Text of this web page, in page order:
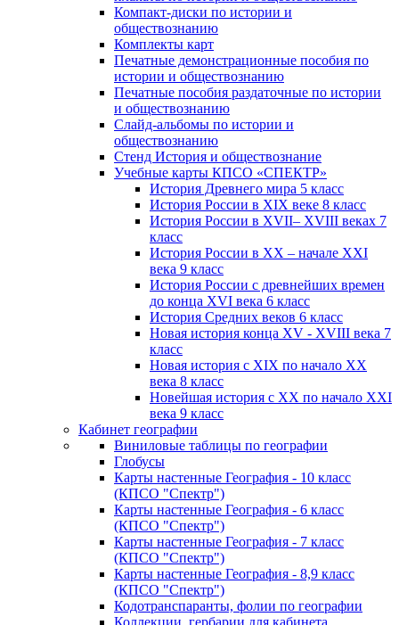
Компакт-диски по истории и
обществознанию
Комплекты карт
Печатные демонстрационные пособия по
истории и обществознанию
Печатные пособия раздаточные по истории
и обществознанию
Слайд-альбомы по истории и
обществознанию
Стенд История и обществознание
Учебные карты КПСО «СПЕКТР»
История Древнего мира 5 класс
История России в XIX веке 8 класс
История России в XVII– XVIII веках 7
класс
История России в XX – начале XXI
века 9 класс
История России с древнейших времен
до конца XVI века 6 класс
История Средних веков 6 класс
Новая история конца XV - XVIII века 7
класс
Новая история с XIX по начало XX
века 8 класс
Новейшая история с XX по начало XXI
века 9 класс
Кабинет географии
Виниловые таблицы по географии
Глобусы
Карты настенные География - 10 класс
(КПСО "Спектр")
Карты настенные География - 6 класс
(КПСО "Спектр")
Карты настенные География - 7 класс
(КПСО "Спектр")
Карты настенные География - 8,9 класс
(КПСО "Спектр")
Кодотранспаранты, фолии по географии
Коллекции, гербарии для кабинета